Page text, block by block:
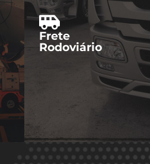
Frete
Rodoviário